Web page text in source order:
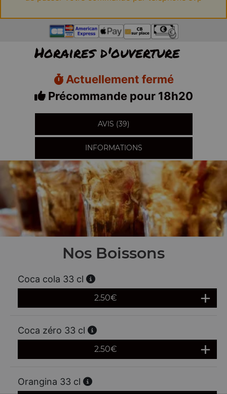
Horaires d'ouverture
Actuellement fermé
Précommande pour 18h20
AVIS (39)
INFORMATIONS
Nos Boissons
Coca cola 33 cl
2.50€
Coca zéro 33 cl
2.50€
Orangina 33 cl